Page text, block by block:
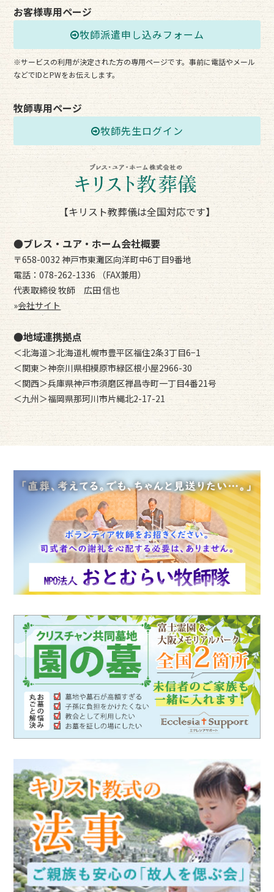
お客様専用ページ
牧師派遣申し込みフォーム
※サービスの利用が決定された方の専用ページです。事前に電話やメール
などでIDとPWをお伝えします。
牧師専用ページ
牧師先生ログイン
【キリスト教葬儀は全国対応です】
●ブレス・ユア・ホーム会社概要
〒658-0032 神戸市東灘区向洋町中6丁目9番地
電話：078-262-1336 （FAX兼用）
代表取締役 牧師 広田 信也
»会社サイト
●地域連携拠点
＜北海道＞北海道札幌市豊平区福住2条3丁目6−1
＜関東＞神奈川県相模原市緑区根小屋2966-30
＜関西＞兵庫県神戸市須磨区禅昌寺町一丁目4番21号
＜九州＞福岡県那珂川市片縄北2-17-21